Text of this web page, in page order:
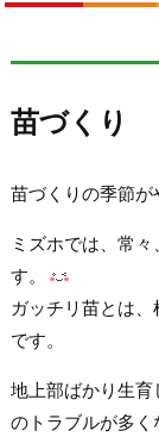
苗づくり
苗づくりの季節が
ミズホでは、常
す。
ガッチリ苗とは
です。
地上部ばかり生
のトラブルが多く